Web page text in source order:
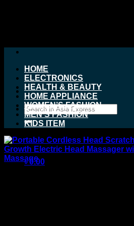
Search
for:
৳0.00
HOME
ELECTRONICS
HEALTH & BEAUTY
HOME APPLIANCE
WOMEN’S FASHION
MEN’S FASHION
KIDS ITEM